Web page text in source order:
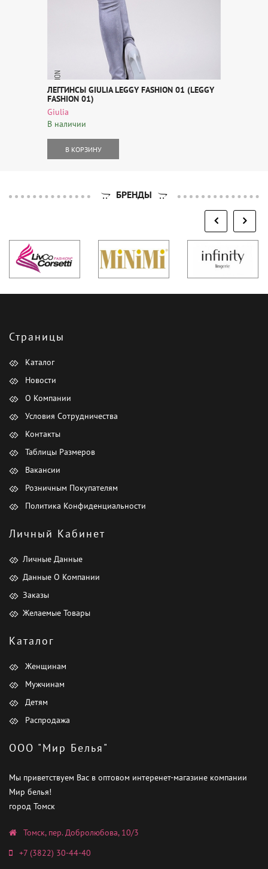
ЛЕГГИНСЫ GIULIA LEGGY FASHION 01 (LEGGY
FASHION 01)
Giulia
В наличии
В КОРЗИНУ
БРЕНДЫ
Страницы
Каталог
Новости
О Компании
Условия Сотрудничества
Контакты
Таблицы Размеров
Вакансии
Розничным Покупателям
Политика Конфиденциальности
Личный Кабинет
Личные Данные
Данные О Компании
Заказы
Желаемые Товары
Каталог
Женщинам
Мужчинам
Детям
Распродажа
ООО "Мир Белья"
Мы приветствуем Вас в оптовом интеренет-магазине компании
Мир белья!
город Томск
Томск, пер. Добролюбова, 10/3
+7 (3822) 30-44-40